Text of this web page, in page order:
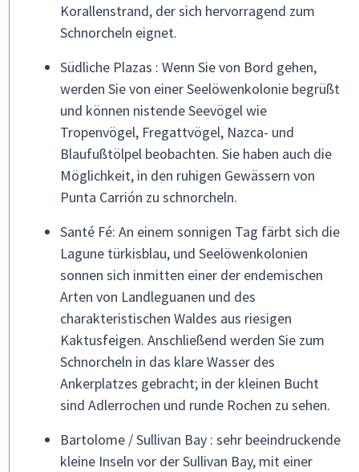
Korallenstrand, der sich hervorragend zum
Schnorcheln eignet.
Südliche Plazas : Wenn Sie von Bord gehen,
werden Sie von einer Seelöwenkolonie begrüßt
und können nistende Seevögel wie
Tropenvögel, Fregattvögel, Nazca- und
Blaufußtölpel beobachten. Sie haben auch die
Möglichkeit, in den ruhigen Gewässern von
Punta Carrión zu schnorcheln.
Santé Fé: An einem sonnigen Tag färbt sich die
Lagune türkisblau, und Seelöwenkolonien
sonnen sich inmitten einer der endemischen
Arten von Landleguanen und des
charakteristischen Waldes aus riesigen
Kaktusfeigen. Anschließend werden Sie zum
Schnorcheln in das klare Wasser des
Ankerplatzes gebracht; in der kleinen Bucht
sind Adlerrochen und runde Rochen zu sehen.
Bartolome / Sullivan Bay : sehr beeindruckende
kleine Inseln vor der Sullivan Bay, mit einer